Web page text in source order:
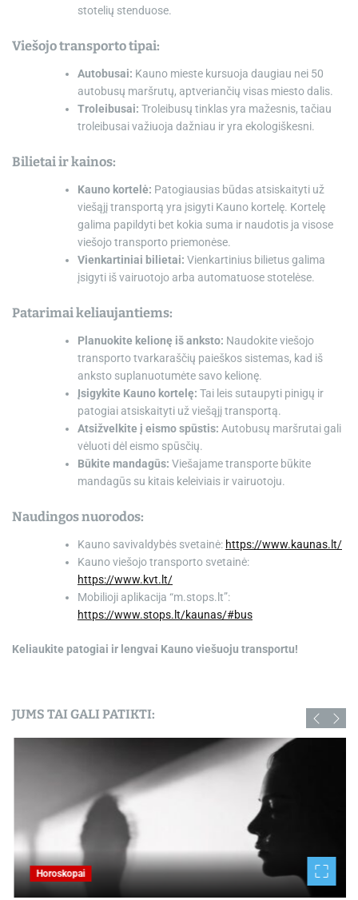
stotelių stenduose.
Viešojo transporto tipai:
Autobusai: Kauno mieste kursuoja daugiau nei 50
autobusų maršrutų, aptveriančių visas miesto dalis.
Troleibusai: Troleibusų tinklas yra mažesnis, tačiau
troleibusai važiuoja dažniau ir yra ekologiškesni.
Bilietai ir kainos:
Kauno kortelė: Patogiausias būdas atsiskaityti už
viešąjį transportą yra įsigyti Kauno kortelę. Kortelę
galima papildyti bet kokia suma ir naudotis ja visose
viešojo transporto priemonėse.
Vienkartiniai bilietai: Vienkartinius bilietus galima
įsigyti iš vairuotojo arba automatuose stotelėse.
Patarimai keliaujantiems:
Planuokite kelionę iš anksto: Naudokite viešojo
transporto tvarkaraščių paieškos sistemas, kad iš
anksto suplanuotumėte savo kelionę.
Įsigykite Kauno kortelę: Tai leis sutaupyti pinigų ir
patogiai atsiskaityti už viešąjį transportą.
Atsižvelkite į eismo spūstis: Autobusų maršrutai gali
vėluoti dėl eismo spūsčių.
Būkite mandagūs: Viešajame transporte būkite
mandagūs su kitais keleiviais ir vairuotoju.
Naudingos nuorodos:
Kauno savivaldybės svetainė: https://www.kaunas.lt/
Kauno viešojo transporto svetainė:
https://www.kvt.lt/
Mobilioji aplikacija “m.stops.lt”:
https://www.stops.lt/kaunas/#bus
Keliaukite patogiai ir lengvai Kauno viešuoju transportu!
JUMS TAI GALI PATIKTI:
Horoskopai